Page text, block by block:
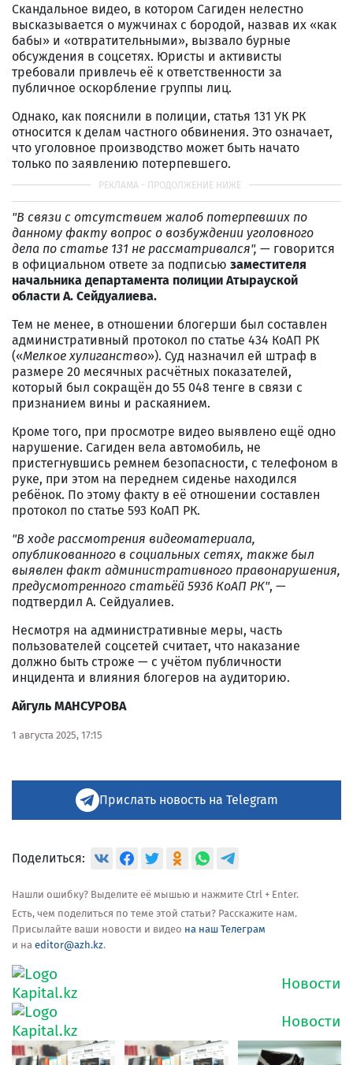
Скандальное видео, в котором Сагиден нелестно
высказывается о мужчинах с бородой, назвав их «как
бабы» и «отвратительными», вызвало бурные
обсуждения в соцсетях. Юристы и активисты
требовали привлечь её к ответственности за
публичное оскорбление группы лиц.
Однако, как пояснили в полиции, статья 131 УК РК
относится к делам частного обвинения. Это означает,
что уголовное производство может быть начато
только по заявлению потерпевшего.
"В связи с отсутствием жалоб потерпевших по
данному факту вопрос о возбуждении уголовного
дела по статье 131 не рассматривался", — говорится
в официальном ответе за подписью заместителя
начальника департамента полиции Атырауской
области А. Сейдуалиева.
Тем не менее, в отношении блогерши был составлен
административный протокол по статье 434 КоАП РК
(«Мелкое хулиганство»). Суд назначил ей штраф в
размере 20 месячных расчётных показателей,
который был сокращён до 55 048 тенге в связи с
признанием вины и раскаянием.
Кроме того, при просмотре видео выявлено ещё одно
нарушение. Сагиден вела автомобиль, не
пристегнувшись ремнем безопасности, с телефоном в
руке, при этом на переднем сиденье находился
ребёнок. По этому факту в её отношении составлен
протокол по статье 593 КоАП РК.
"В ходе рассмотрения видеоматериала,
опубликованного в социальных сетях, также был
выявлен факт административного правонарушения,
предусмотренного статьёй 5936 КоАП РК", —
подтвердил А. Сейдуалиев.
Несмотря на административные меры, часть
пользователей соцсетей считает, что наказание
должно быть строже — с учётом публичности
инцидента и влияния блогеров на аудиторию.
Айгуль МАНСУРОВА
1 августа 2025, 17:15
Прислать новость на Telegram
Поделиться:
Нашли ошибку? Выделите её мышью и нажмите Ctrl + Enter.
Есть, чем поделиться по теме этой статьи? Расскажите нам.
Присылайте ваши новости и видео на наш Телеграм
и на editor@azh.kz.